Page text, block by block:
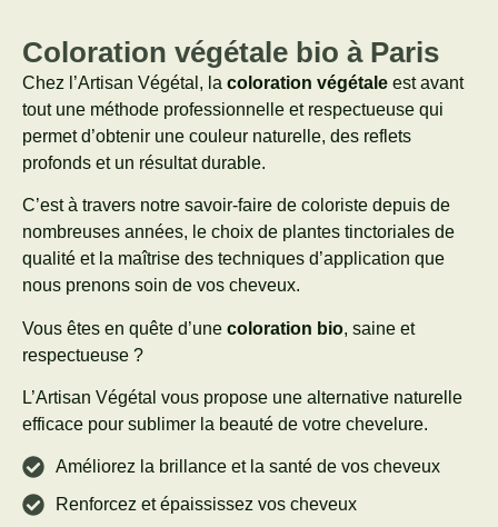
Coloration végétale bio à Paris
Chez l’Artisan Végétal, la coloration végétale est avant
tout une méthode professionnelle et respectueuse qui
permet d’obtenir une couleur naturelle, des reflets
profonds et un résultat durable.
C’est à travers notre savoir-faire de coloriste depuis de
nombreuses années, le choix de plantes tinctoriales de
qualité et la maîtrise des techniques d’application que
nous prenons soin de vos cheveux.
Vous êtes en quête d’une coloration bio, saine et
respectueuse ?
L’Artisan Végétal vous propose une alternative naturelle
efficace pour sublimer la beauté de votre chevelure.
Améliorez la brillance et la santé de vos cheveux
Renforcez et épaississez vos cheveux